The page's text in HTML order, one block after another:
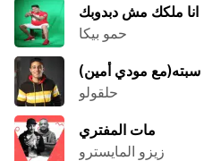
انا ملكك مش دبدوبك
حمو بيكا
سبته(مع مودي أمين)
حلقولو
مات المفتري
زيزو المايسترو